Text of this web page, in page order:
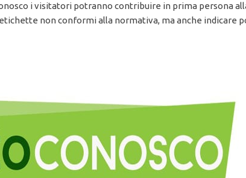
i visitatori potranno contribuire in prima persona
non conformi alla normativa, ma anche indicare